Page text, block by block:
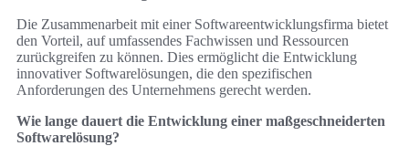
Die Zusammenarbeit mit einer Softwareentwicklungsfirma bietet
den Vorteil, auf umfassendes Fachwissen und Ressourcen
zurückgreifen zu können. Dies ermöglicht die Entwicklung
innovativer Softwarelösungen, die den spezifischen
Anforderungen des Unternehmens gerecht werden.
Wie lange dauert die Entwicklung einer maßgeschneiderten
Softwarelösung?